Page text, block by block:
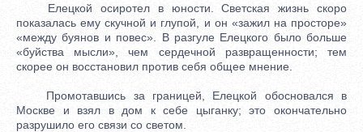
Елецкой осиротел в юности. Светская жизнь скоро
показалась ему скучной и глупой, и он «зажил на просторе»
«между буянов и повес». В разгуле Елецкого было больше
«буйства мысли», чем сердечной развращенности; тем
скорее он восстановил против себя общее мнение.
Промотавшись за границей, Елецкой обосновался в
Москве и взял в дом к себе цыганку; это окончательно
разрушило его связи со светом.